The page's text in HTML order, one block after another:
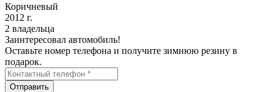
Коричневый
2012 г.
2 владельца
Заинтересовал автомобиль!
Оставьте номер телефона и получите зимнюю резину в
подарок.
Отправить